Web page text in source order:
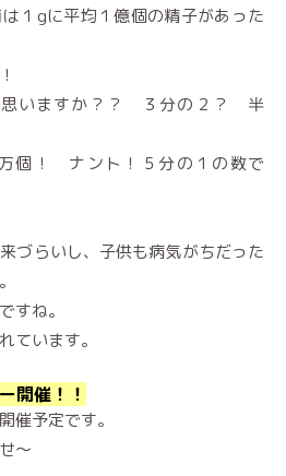
１gに平均１億個の精子があった
思いますか？？ ３分の２？ 半
個！ ナント！５分の１の数で
づらいし、子供も病気がちだった
すね。
ています。
開催！！
催予定です。
〜